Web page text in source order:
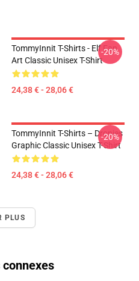
TommyInnit T-Shirts - Elf Fan
Art Classic Unisex T-Shirt
24,38 € - 28,06 €
-20%
TommyInnit T-Shirts – Dronies
Graphic Classic Unisex T-Shirt
24,38 € - 28,06 €
-20%
PLUS